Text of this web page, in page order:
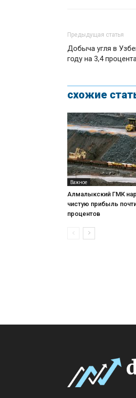
Предыдущая статья
Добыча угля в
году на 3,4
схожие
Важное
Алмалыкский ГМК
чистую прибыль
процентов